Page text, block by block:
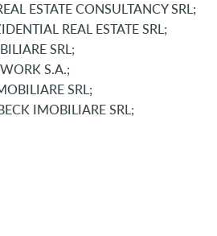
ESTATE CONSULTANCY SRL;
REAL ESTATE SRL;
SRL;
S.A.;
SRL;
IMOBILIARE SRL;